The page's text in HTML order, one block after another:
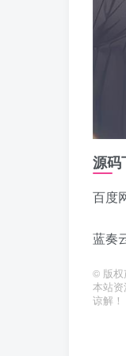
源码
百度
蓝奏
© 版
本站
谅解！